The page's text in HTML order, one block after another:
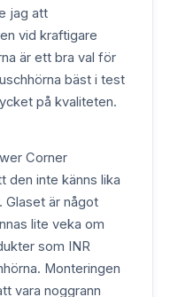
jag att
vid kraftigare
är ett bra val för
bäst i test
på kvaliteten.
Corner
den inte känns lika
Glaset är något
lite veka om
som INR
Monteringen
vara noggrann